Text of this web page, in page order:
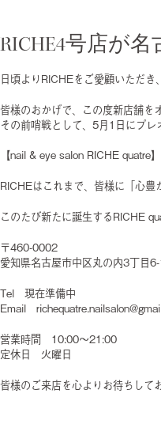
RICHE4号店が
日頃よりRICHEをご愛顧いただき
皆様のおかげで、この度新店舗を
その前哨戦として、5月1日にプレ
【nail & eye salon RICHE quatre
RICHEはこれまで、皆様に「心豊
このたび新たに誕生するRICHE
〒460-0002
愛知県名古屋市中区丸の内3丁目
Tel 現在準備中
Email
営業時間 10:00〜21:00
定休日 火曜日
皆様のご来店を心よりお待ちして